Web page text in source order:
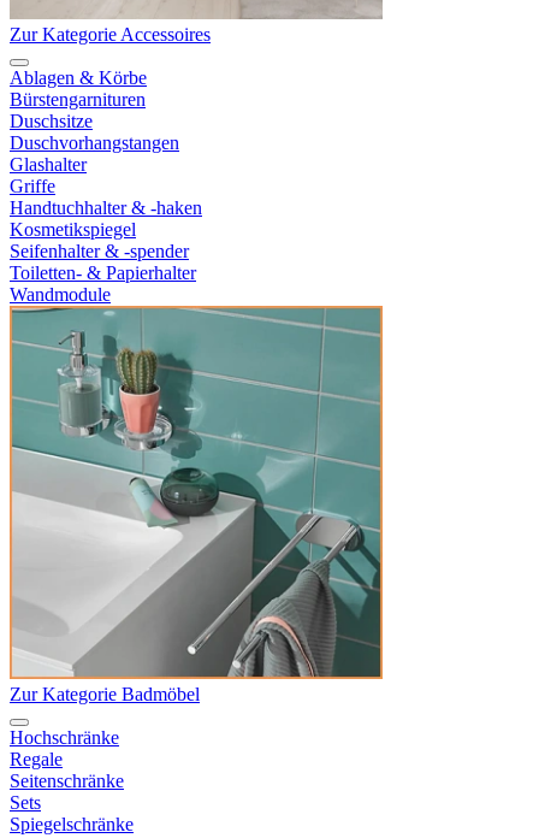
Zur Kategorie Accessoires
Ablagen & Körbe
Bürstengarnituren
Duschsitze
Duschvorhangstangen
Glashalter
Griffe
Handtuchhalter & -haken
Kosmetikspiegel
Seifenhalter & -spender
Toiletten- & Papierhalter
Wandmodule
Zur Kategorie Badmöbel
Hochschränke
Regale
Seitenschränke
Sets
Spiegelschränke